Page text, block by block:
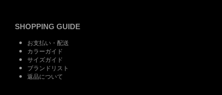
SHOPPING GUIDE
お支払い・配送
カラーガイド
サイズガイド
ブランドリスト
返品について